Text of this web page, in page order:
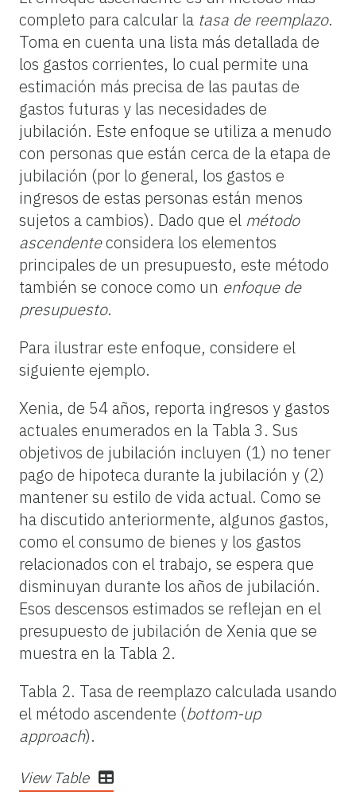
completo para calcular la tasa de reemplazo.
Toma en cuenta una lista más detallada de
los gastos corrientes, lo cual permite una
estimación más precisa de las pautas de
gastos futuras y las necesidades de
jubilación. Este enfoque se utiliza a menudo
con personas que están cerca de la etapa de
jubilación (por lo general, los gastos e
ingresos de estas personas están menos
sujetos a cambios). Dado que el método
ascendenteconsidera los elementos
principales de un presupuesto, este método
también se conoce como un enfoque de
presupuesto.
Para ilustrar este enfoque, considere el
siguiente ejemplo.
Xenia, de 54 años, reporta ingresos y gastos
actuales enumerados en la Tabla 3. Sus
objetivos de jubilación incluyen (1) no tener
pago de hipoteca durante la jubilación y (2)
mantener su estilo de vida actual. Como se
ha discutido anteriormente, algunos gastos,
como el consumo de bienes y los gastos
relacionados con el trabajo, se espera que
disminuyan durante los años de jubilación.
Esos descensos estimados se reflejan en el
presupuesto de jubilación de Xenia que se
muestra en la Tabla 2.
Tabla 2. Tasa de reemplazo calculada usando
el método ascendente (bottom-up
approach).
View Table